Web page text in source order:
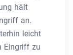
hält
an.
leicht
Eingriff zu